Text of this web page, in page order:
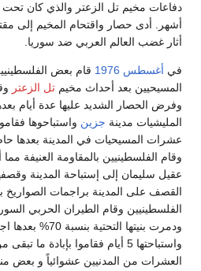
دفاعات مخيم تل الزعتر والذي كان
أشهر. أدى حصار واقتحام المخيم إلى
أثار غضب العالم العربي ضد سوريا.
في أغسطس 1976 قام بعض الفلسطينيين
المسيحيين بعد أحداث مخيم تل الزعتر
وفرض الحصار الشديد عليها عدة أيام
المليشيات مدينة جزين
عشرات المسيحيات في المدينة بعدها
وقام الفلسطينيين بالمقاومة العنيفة
عقيل سليمان إلى إستباحة المدينة
القصف على المدينة براجمات الصواريخ
الفلسطينيين وقام الطيران الحربي
ودمرت بنيتها التحتية بنسبة 70% بعدها اجتاحت
واستباحتها 5 أيام فقاموا بإبادة ما تبقى من
العشرات من المدنيين عشوائياً و بعض